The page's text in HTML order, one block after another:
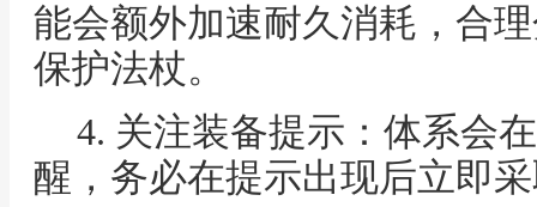
能会额外加速耐久消耗，合
保护法杖。
4. 关注装备提示：体系会
醒，务必在提示出现后立即